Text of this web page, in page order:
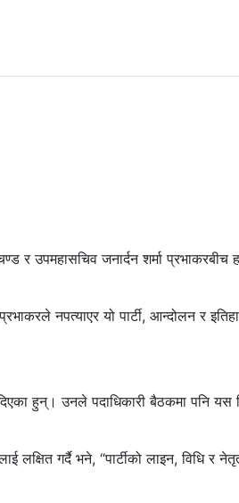
र उपमहासचिव जनार्दन शर्मा प्रभाकरबीच
नपत्याएर यो पार्टी, आन्दोलन र
हुन्। उनले पदाधिकारी बैठकमा पनि
गर्दै भने, “पार्टीको लाइन, विधि र